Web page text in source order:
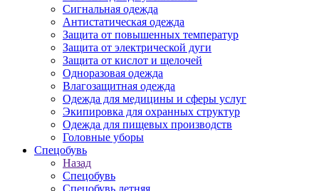
Сигнальная одежда
Антистатическая одежда
Защита от повышенных температур
Защита от электрической дуги
Защита от кислот и щелочей
Одноразовая одежда
Влагозащитная одежда
Одежда для медицины и сферы услуг
Экипировка для охранных структур
Одежда для пищевых производств
Головные уборы
Спецобувь
Назад
Спецобувь
Спецобувь летняя